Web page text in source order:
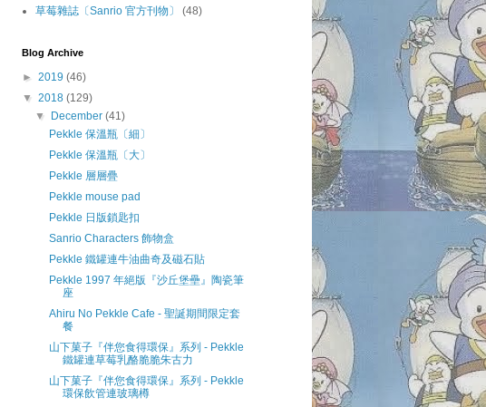
草莓雜誌〔Sanrio 官方刊物〕
(48)
Blog Archive
► 2019 (46)
▼ 2018 (129)
▼
December(41)
Pekkle 保溫瓶〔細〕
Pekkle 保溫瓶〔大〕
Pekkle 層層疊
Pekkle mouse pad
Pekkle 日版鎖匙扣
Sanrio Characters 飾物盒
Pekkle 鐵罐連牛油曲奇及磁石貼
Pekkle 1997 年絕版『沙丘堡壘』陶瓷筆
座
Ahiru No Pekkle Cafe - 聖誕期間限定套
餐
山下菓子『伴您食得環保』系列 - Pekkle
鐵罐連草莓乳酪脆脆朱古力
山下菓子『伴您食得環保』系列 - Pekkle
環保飲管連玻璃樽